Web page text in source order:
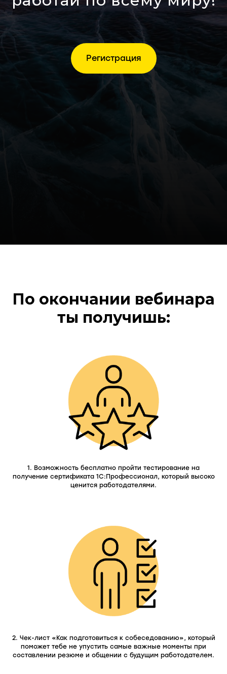
Регистрация
По окончании вебинара
ты получишь:
1. Возможность бесплатно пройти тестирование на
получение сертификата 1С:Профессионал, который высоко
ценится работодателями.
2. Чек-лист «Как подготовиться к собеседованию», который
поможет тебе не упустить самые важные моменты при
составлении резюме и общении с будущим работодателем.